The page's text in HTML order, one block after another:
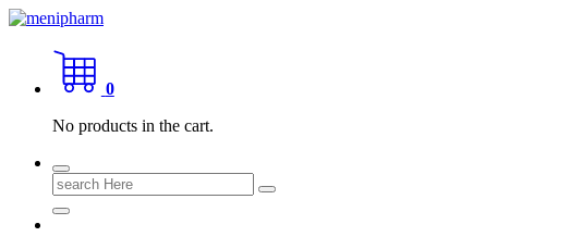
Skip
content
shop 2 easily
0
No products in the cart.
Search
for: